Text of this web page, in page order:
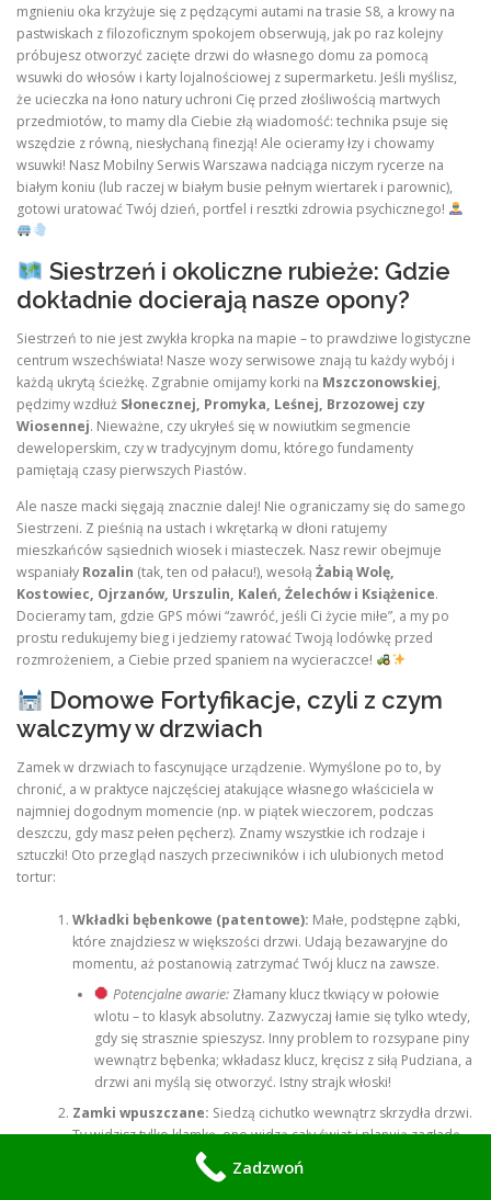
mgnieniu oka krzyżuje się z pędzącymi autami na trasie S8, a krowy na
pastwiskach z filozoficznym spokojem obserwują, jak po raz kolejny
próbujesz otworzyć zacięte drzwi do własnego domu za pomocą
wsuwki do włosów i karty lojalnościowej z supermarketu. Jeśli myślisz,
że ucieczka na łono natury uchroni Cię przed złośliwością martwych
przedmiotów, to mamy dla Ciebie złą wiadomość: technika psuje się
wszędzie z równą, niesłychaną finezją! Ale ocieramy łzy i chowamy
wsuwki! Nasz Mobilny Serwis Warszawa nadciąga niczym rycerze na
białym koniu (lub raczej w białym busie pełnym wiertarek i parownic),
gotowi uratować Twój dzień, portfel i resztki zdrowia psychicznego!
Siestrzeń i okoliczne rubieże: Gdzie
dokładnie docierają nasze opony?
Siestrzeń to nie jest zwykła kropka na mapie – to prawdziwe logistyczne
centrum wszechświata! Nasze wozy serwisowe znają tu każdy wybój i
każdą ukrytą ścieżkę. Zgrabnie omijamy korki na Mszczonowskiej,
pędzimy wzdłuż Słonecznej, Promyka, Leśnej, Brzozowej czy
Wiosennej. Nieważne, czy ukryłeś się w nowiutkim segmencie
deweloperskim, czy w tradycyjnym domu, którego fundamenty
pamiętają czasy pierwszych Piastów.
Ale nasze macki sięgają znacznie dalej! Nie ograniczamy się do samego
Siestrzeni. Z pieśnią na ustach i wkrętarką w dłoni ratujemy
mieszkańców sąsiednich wiosek i miasteczek. Nasz rewir obejmuje
wspaniały Rozalin (tak, ten od pałacu!), wesołą Żabią Wolę,
Kostowiec, Ojrzanów, Urszulin, Kaleń, Żelechów i Książenice.
Docieramy tam, gdzie GPS mówi “zawróć, jeśli Ci życie miłe”, a my po
prostu redukujemy bieg i jedziemy ratować Twoją lodówkę przed
rozmrożeniem, a Ciebie przed spaniem na wycieraczce!
Domowe Fortyfikacje, czyli z czym
walczymy w drzwiach
Zamek w drzwiach to fascynujące urządzenie. Wymyślone po to, by
chronić, a w praktyce najczęściej atakujące własnego właściciela w
najmniej dogodnym momencie (np. w piątek wieczorem, podczas
deszczu, gdy masz pełen pęcherz). Znamy wszystkie ich rodzaje i
sztuczki! Oto przegląd naszych przeciwników i ich ulubionych metod
tortur:
Wkładki bębenkowe (patentowe): Małe, podstępne ząbki,
które znajdziesz w większości drzwi. Udają bezawaryjne do
momentu, aż postanowią zatrzymać Twój klucz na zawsze.
Potencjalne awarie:Złamany klucz tkwiący w połowie
wlotu – to klasyk absolutny. Zazwyczaj łamie się tylko wtedy,
gdy się strasznie spieszysz. Inny problem to rozsypane piny
wewnątrz bębenka; wkładasz klucz, kręcisz z siłą Pudziana, a
drzwi ani myślą się otworzyć. Istny strajk włoski!
Zamki wpuszczane: Siedzą cichutko wewnątrz skrzydła drzwi.
Ty widzisz tylko klamkę, one widzą cały świat i planują zagładę.
Potencjalne awarie:
Pęknięta sprężyna orzecha. Brzmi jak
diagnoza z urologii, ale w praktyce oznacza, że Twoja
Zadzwoń